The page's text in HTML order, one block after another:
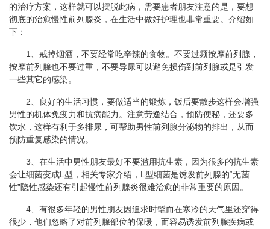
的治疗方案，这样就可以摆脱此病，需要患者朋友注意的是，要想
彻底的治愈慢性前列腺炎，在生活中做好护理也非常重要。介绍如
下：
1、戒掉烟酒，不要经常吃辛辣的食物。不要过频按摩前列腺，
按摩前列腺也不要过重，不要导尿可以避免损伤到前列腺或是引发
一些其它的感染。
2、良好的生活习惯，要做适当的锻炼，饭后要散步这样会增强
男性的机体免疫力和抗病能力。注意劳逸结合，预防便秘，还要多
饮水，这样有利于多排尿，可帮助男性前列腺分泌物的排出，从而
预防重复感染的情况。
3、在生活中男性朋友最好不要滥用抗生素，因为很多的抗生素
会让细菌变成L型，相关专家介绍，L型细菌是诱发前列腺的“无菌
性”隐性感染还有引起慢性前列腺炎很难治愈的非常重要的原因。
4、有很多年轻的男性朋友因追求时髦而在寒冷的天气里还穿得
很少，他们忽略了对前列腺部位的保暖，而容易诱发前列腺疾病或